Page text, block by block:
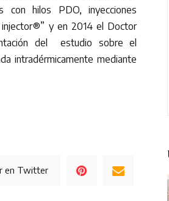
hilos PDO, inyecciones
y en 2014 el Doctor
del estudio sobre el
intradérmicamente mediante
en Twitter